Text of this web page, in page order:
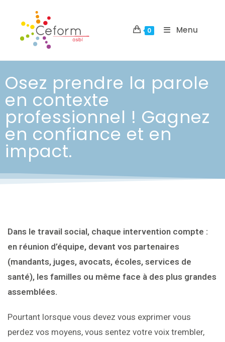
0 Menu
Osez prendre la parole
en contexte
professionnel ! Gagnez
en confiance et en
impact.
Dans le travail social, chaque intervention compte :
en réunion d’équipe, devant vos partenaires
(mandants, juges, avocats, écoles, services de
santé), les familles ou même face à des plus grandes
assemblées.
Pourtant lorsque vous devez vous exprimer vous
perdez vos moyens, vous sentez votre voix trembler,